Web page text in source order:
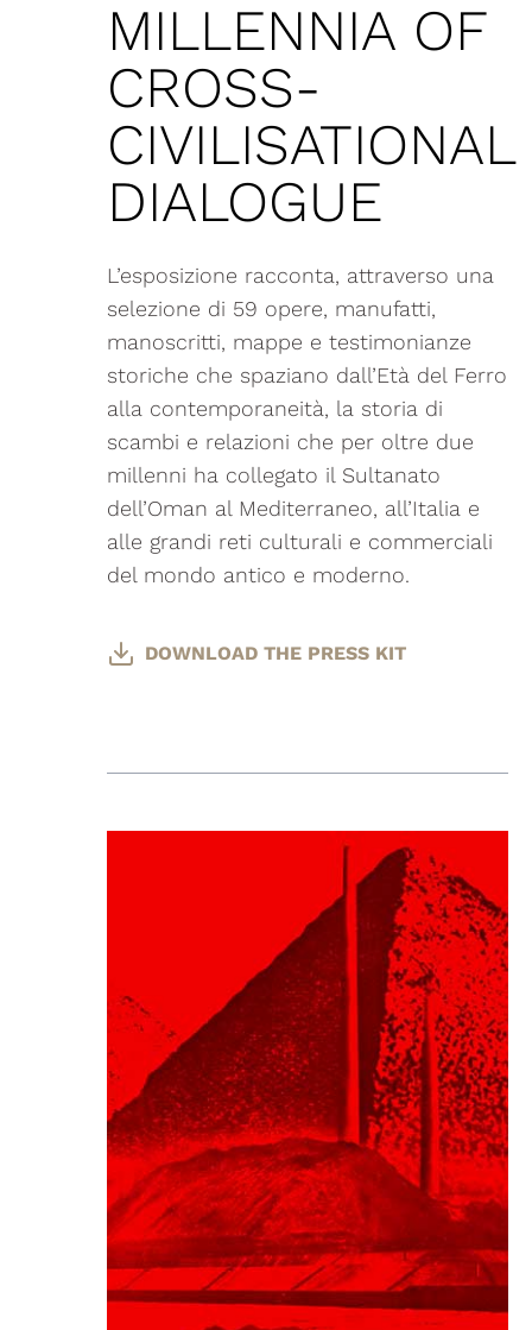
MILLENNIA OF
CROSS-
CIVILISATIONAL
DIALOGUE
L’esposizione racconta, attraverso una
selezione di 59 opere, manufatti,
manoscritti, mappe e testimonianze
storiche che spaziano dall’Età del Ferro
alla contemporaneità, la storia di
scambi e relazioni che per oltre due
millenni ha collegato il Sultanato
dell’Oman al Mediterraneo, all’Italia e
alle grandi reti culturali e commerciali
del mondo antico e moderno.
DOWNLOAD THE PRESS KIT